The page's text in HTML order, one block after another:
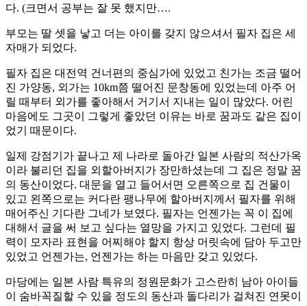
다. (크면서 공부는 잘 못 했지만….
부모는 딸 셋을 낳고 더는 아이를 갖지 않으셔서 필자 집은 세
자매가 되었다.
필자 집은 대전역 건너편의 중심가에 있었고 친가는 조금 떨어
진 가양동, 외가는 10km쯤 떨어진 문창동에 있었는데 아주 어
릴 때부터 외가를 좋아해서 거기서 지내는 일이 많았다. 어린
마음에도 그곳이 그렇게 좋았던 이유는 바로 꿈과도 같은 집이
었기 때문이다.
일제 강점기가 끝나고 제 나라로 돌아간 일본 사람의 적산가옥
이라 불리던 집을 외할아버지가 장만하셨는데 그 집은 정말 꿈
의 동산이었다. 대문을 열고 들어서면 오른쪽으로 집 건물이
있고 왼쪽으로는 커다란 팽나무에 할아버지께서 필자를 위해
매어주신 기다란 그네가 보였다. 필자는 언젠가는 꼭 이 집에
대해서 글을 써 보고 싶다는 열망을 가지고 있었다. 그런데 필
력이 모자라 표현을 어찌해야 할지 항상 머릿속에 담아 두고만
있었고 언젠가는, 언젠가는 하는 마음만 갖고 있었다.
마당에는 일본 사람 특유의 정원문화가 고스란히 남아 아이들
이 숨바꼭질할 수 있을 정도의 동산과 돌다리가 걸쳐진 연못이